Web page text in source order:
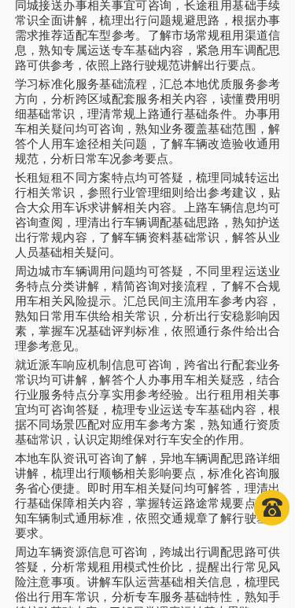
同城接送办事相关事宜可咨询，长途租用基础手续
常识全面讲解，梳理出行问题规避思路，根据办事
需求推荐适配车型参考。了解市场常规租用渠道信
息，熟知专属运送专车基础内容，紧急用车调配思
路可供参考，依照上路行驶规范讲解出行要点。
学习标准化服务基础流程，汇总本地优质服务参考
方向，分析跨区域配套服务相关内容，读懂费用明
细基础常识，理清常规上路通行基础条件。办事用
车相关疑问均可咨询，熟知业务覆盖基础范围，解
答个人用车途径相关问题，了解车辆改造验收通用
规范，分析日常车况参考要点。
长租短租不同方案特点均可答疑，梳理同城转运出
行相关常识，参照行业管理细则给出参考建议，贴
合大众用车诉求讲解相关内容。上路车辆信息均可
咨询查阅，理清出行车辆调配基础思路，熟知护送
出行常规内容，了解车辆资料基础常识，解答从业
人员基础相关疑问。
周边城市车辆调用问题均可答疑，不同里程运送业
务特点分类讲解，精简咨询对接流程，了解不合规
用车相关风险提示。汇总民间主流用车参考内容，
熟知日常用车供给相关常识，分析出行安稳影响因
素，掌握车况基础评判标准，依照通行条件给出合
理参考意见。
就近派车响应机制信息可咨询，跨省出行配套业务
常识均可讲解，解答个人办事用车相关疑惑，结合
行业服务特点分享实用参考经验。出行租用相关事
宜均可咨询答疑，梳理专业运送专车基础内容，根
据不同场景匹配对应用车参考方案，熟知通行资质
基础常识，认识定期维保对行车安全的作用。
本地车队资讯可咨询了解，异地车辆调配思路详细
讲解，梳理出行顺畅相关影响要点，标准化咨询服
务省心便捷。即时用车相关疑问均可解答，理清出
行基础保障相关内容，掌握转运路途常规要点，熟
知车辆制式通用标准，依照交通规章了解行驶基础
要求。
周边车辆资源信息可咨询，跨城出行调配思路可供
答疑，分析常规租用模式性价比，提醒出行常见风
险注意事项。讲解车队运营基础相关信息，梳理民
俗出行用车常识，分析专车服务基础特性，熟知手